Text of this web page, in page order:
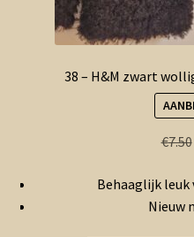
38 – H&M zwart
€7.50
Behaaglijk
Nieuw